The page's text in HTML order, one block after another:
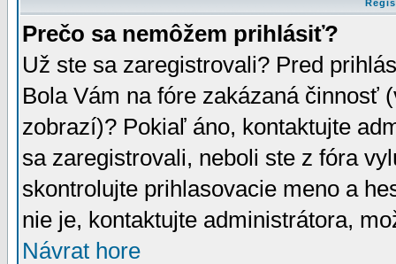
Prečo sa nemôžem prihlásiť?
Už ste sa zaregistrovali? Pred
Bola Vám na fóre zakázaná činnosť
zobrazí)? Pokiaľ áno, kontaktujte
sa zaregistrovali, neboli ste z fóra
skontrolujte prihlasovacie meno a
nie je, kontaktujte administrátora,
Návrat hore